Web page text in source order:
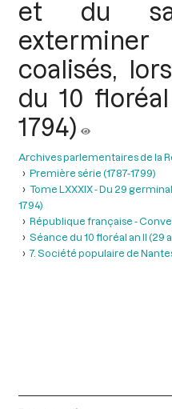
et du
coalisés,
du 10
1794)
Archives parlementaires de la
Première série (1787-1799)
Tome LXXXIX - Du 29
1794)
République française -
Séance du 10 floréal an II (29
7. Société populaire de